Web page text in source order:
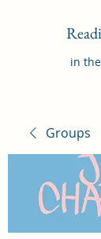
in
Groups